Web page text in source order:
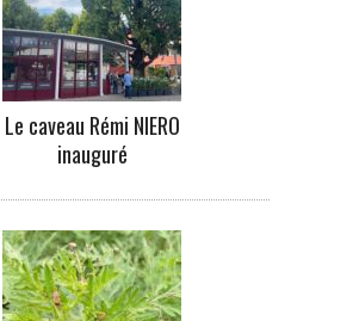
Le caveau Rémi NIERO
inauguré